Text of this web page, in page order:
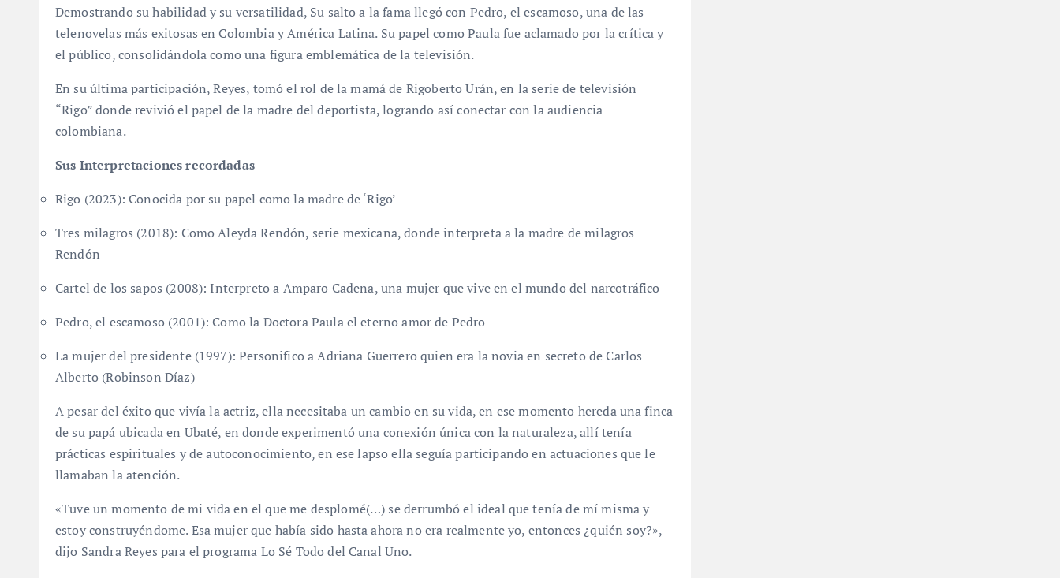
Demostrando su habilidad y su versatilidad, Su salto a la fama llegó con Pedro, el escamoso, una de las
telenovelas más exitosas en Colombia y América Latina. Su papel como Paula fue aclamado por la crítica y
el público, consolidándola como una figura emblemática de la televisión.
En su última participación, Reyes, tomó el rol de la mamá de Rigoberto Urán, en la serie de televisión
“Rigo” donde revivió el papel de la madre del deportista, logrando así conectar con la audiencia
colombiana.
Sus Interpretaciones recordadas
Rigo (2023): Conocida por su papel como la madre de ‘Rigo’
Tres milagros (2018): Como Aleyda Rendón, serie mexicana, donde interpreta a la madre de milagros
Rendón
Cartel de los sapos (2008): Interpreto a Amparo Cadena, una mujer que vive en el mundo del narcotráfico
Pedro, el escamoso (2001): Como la Doctora Paula el eterno amor de Pedro
La mujer del presidente (1997): Personifico a Adriana Guerrero quien era la novia en secreto de Carlos
Alberto (Robinson Díaz)
A pesar del éxito que vivía la actriz, ella necesitaba un cambio en su vida, en ese momento hereda una finca
de su papá ubicada en Ubaté, en donde experimentó una conexión única con la naturaleza, allí tenía
prácticas espirituales y de autoconocimiento, en ese lapso ella seguía participando en actuaciones que le
llamaban la atención.
«Tuve un momento de mi vida en el que me desplomé(…) se derrumbó el ideal que tenía de mí misma y
estoy construyéndome. Esa mujer que había sido hasta ahora no era realmente yo, entonces ¿quién soy?»,
dijo Sandra Reyes para el programa Lo Sé Todo del Canal Uno.